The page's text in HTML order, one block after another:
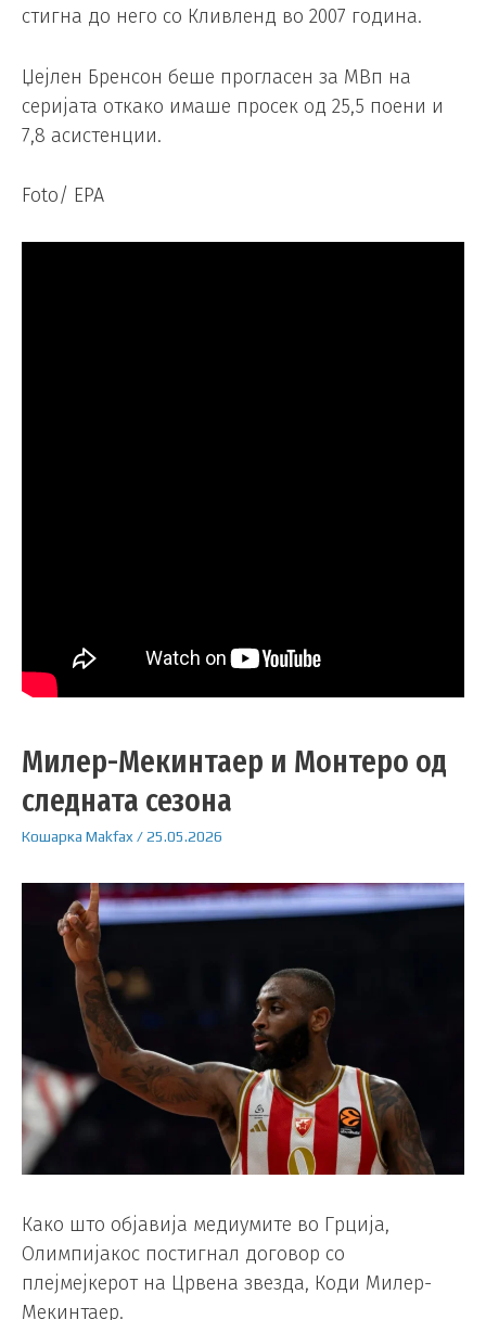
стигна до него со Кливленд во 2007 година.
Џејлен Бренсон беше прогласен за MВп на
серијата откако имаше просек од 25,5 поени и
7,8 асистенции.
Foto/ EPA
Милер-Мекинтаер и Монтеро од
следната сезона
Кошарка Makfax /25.05.2026
Како што објавија медиумите во Грција,
Олимпијакос постигнал договор со
плејмејкерот на Црвена звезда, Коди Милер-
Мекинтаер.